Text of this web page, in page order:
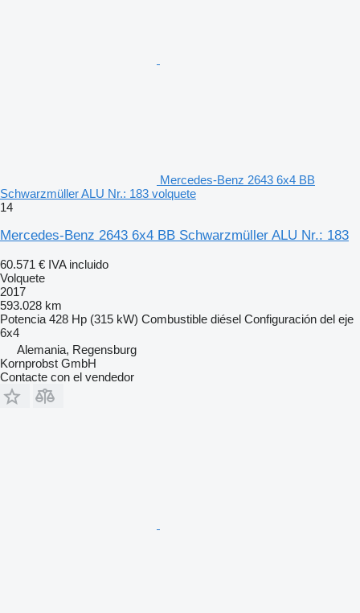
Mercedes-Benz 2643 6x4 BB
Schwarzmüller ALU Nr.: 183 volquete
14
Mercedes-Benz 2643 6x4 BB Schwarzmüller ALU Nr.: 183
60.571 € IVA incluido
Volquete
2017
593.028 km
Potencia 428 Hp (315 kW) Combustible diésel Configuración del eje
6x4
Alemania, Regensburg
Kornprobst GmbH
Contacte con el vendedor